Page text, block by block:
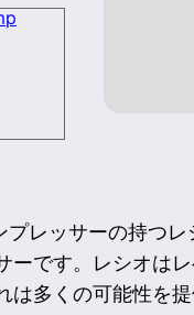
レッサーの持つ
です。レシオは
多くの可能性を